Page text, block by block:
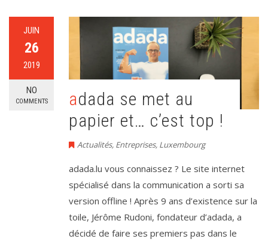
JUIN
26
2019
NO
COMMENTS
adada se met au
papier et… c’est top !
Actualités, Entreprises, Luxembourg
adada.lu vous connaissez ? Le site internet
spécialisé dans la communication a sorti sa
version offline ! Après 9 ans d’existence sur la
toile, Jérôme Rudoni, fondateur d’adada, a
décidé de faire ses premiers pas dans le